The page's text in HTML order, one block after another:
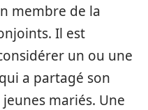
membre de la
Il est
un ou une
a partagé son
mariés. Une